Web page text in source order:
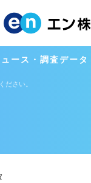
ース・調査データ
ださい。